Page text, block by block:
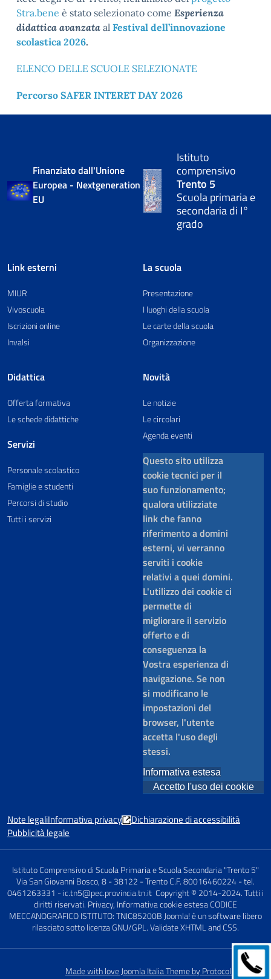
Stra.bene è stato selezionato come Esperienza
didattica avanzata al Festival dell’innovazione
scolastica 2026.
ELENCO DELLE SCUOLE SELEZIONATE
Percorso SAFER INTERET DAY 2026
Finanziato dall'Unione
Europea - Nextgeneration
EU
Istituto
comprensivo
Trento 5
Scuola primaria e
secondaria di I°
grado
Link esterni
MIUR
Vivoscuola
Iscrizioni online
Invalsi
La scuola
Presentazione
I luoghi della scuola
Le carte della scuola
Organizzazione
Didattica
Offerta formativa
Le schede didattiche
Servizi
Personale scolastico
Famiglie e studenti
Percorsi di studio
Tutti i servizi
Novità
Le notizie
Le circolari
Agenda eventi
Questo sito utilizza
cookie tecnici per il
suo funzionamento;
qualora utilizziate
link che fanno
riferimento a domini
esterni, vi verranno
serviti i cookie
relativi a quei domini.
L'utilizzo dei cookie ci
permette di
migliorare il servizio
offerto e di
conseguenza la
Vostra esperienza di
navigazione. Se non
si modificano le
impostazioni del
browser, l'utente
accetta l'uso degli
stessi.
Informativa estesa
Accetto l'uso dei cookie
Note legaliInformativa privacy
Dichiarazione di accessibilità
Pubblicità legale
Istituto Comprensivo di Scuola Primaria e Scuola Secondaria "Trento 5"
Via San Giovanni Bosco, 8 - 38122 - Trento C.F. 80016460224 - tel.
0461263331 - ic.tn5@pec.provincia.tn.it Copyright © 2014-2024. Tutti i
diritti riservati. Privacy, Informativa cookie estesa CODICE
MECCANOGRAFICO ISTITUTO: TNIC85200B Joomla! è un software libero
rilasciato sotto licenza GNU/GPL. Validate XHTML and CSS.
Made with love Joomla Italia Theme by Protocolli Creativi